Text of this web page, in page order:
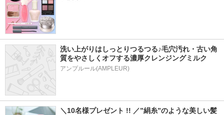
洗い上がりはしっとりつるつる♪毛穴汚れ・古い角
質をやさしくオフする濃厚クレンジングミルク
アンプルール(AMPLEUR)
＼10名様プレゼント !! ／”絹糸”のような美しい髪